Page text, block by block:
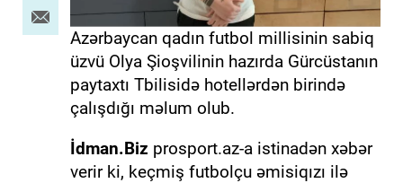
Azərbaycan qadın futbol millisinin sabiq
üzvü Olya Şioşvilinin hazırda Gürcüstanın
paytaxtı Tbilisidə hotellərdən birində
çalışdığı məlum olub.
İdman.Biz prosport.az-a istinadən xəbər
verir ki, keçmiş futbolçu əmisiqızı ilə